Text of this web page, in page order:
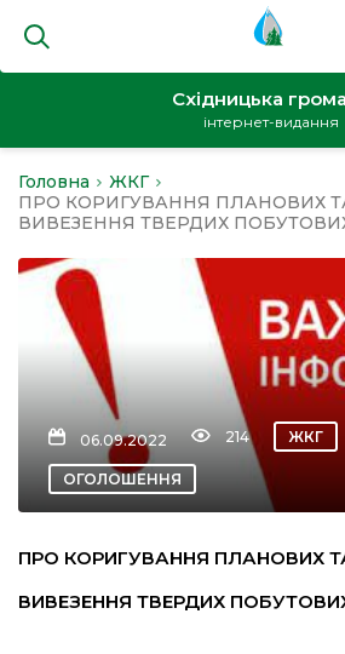
Східницька
інтернет-видання
Головна
ЖКГ
ПРО КОРИГУВАННЯ ПЛАНОВИХ
ВИВЕЗЕННЯ ТВЕРДИХ
06.09.2022 214 ЖКГ
ОГОЛОШЕННЯ
ПРО КОРИГУВАННЯ ПЛАНОВИХ
ВИВЕЗЕННЯ ТВЕРДИХ